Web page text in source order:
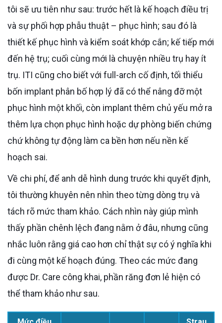
tôi sẽ ưu tiên như sau: trước hết là kế hoạch điều trị
và sự phối hợp phẫu thuật – phục hình; sau đó là
thiết kế phục hình và kiểm soát khớp cắn; kế tiếp mới
đến hệ trụ; cuối cùng mới là chuyện nhiều trụ hay ít
trụ. ITI cũng cho biết với full-arch cố định, tối thiểu
bốn implant phân bố hợp lý đã có thể nâng đỡ một
phục hình một khối, còn implant thêm chủ yếu mở ra
thêm lựa chọn phục hình hoặc dự phòng biến chứng
chứ không tự động làm ca bền hơn nếu nền kế
hoạch sai.
Về chi phí, để anh dễ hình dung trước khi quyết định,
tôi thường khuyên nên nhìn theo từng dòng trụ và
tách rõ mức tham khảo. Cách nhìn này giúp mình
thấy phần chênh lệch đang nằm ở đâu, nhưng cũng
nhắc luôn rằng giá cao hơn chỉ thật sự có ý nghĩa khi
đi cùng một kế hoạch đúng. Theo các mức đang
được Dr. Care công khai, phần răng đơn lẻ hiện có
thể tham khảo như sau.